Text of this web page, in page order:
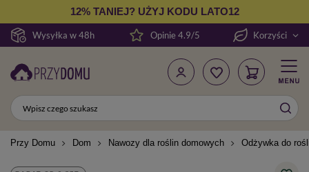
Wysyłka w 48h
12% TANIEJ? UŻYJ KODU LATO12
Opinie 4.9/5 Korzyści
Przy Domu Dom Nawozy dla roślin domowych Odżywka do